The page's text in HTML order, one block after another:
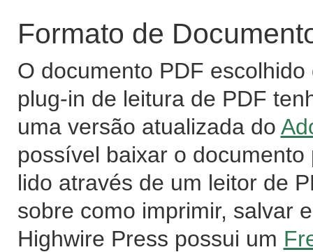
Formato de
O documento PDF
plug-in de leitura de PDF
uma versão atualizada do
possível baixar o
lido através de um leitor de
sobre como imprimir, salvar
Highwire Press possui um